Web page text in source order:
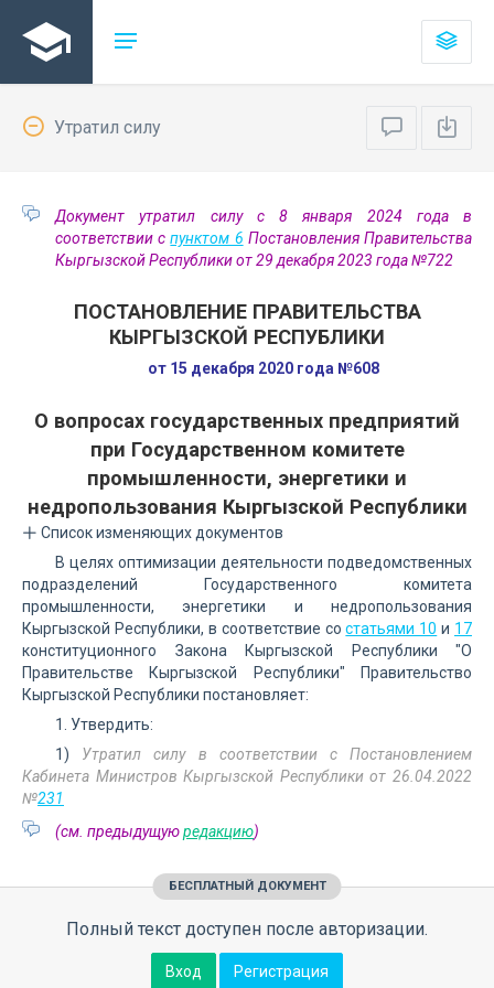
Утратил силу
Документ утратил силу с 8 января 2024 года в
соответствии спунктом 6 Постановления Правительства
Кыргызской Республики от 29 декабря 2023 года №722
ПОСТАНОВЛЕНИЕ ПРАВИТЕЛЬСТВА
КЫРГЫЗСКОЙ РЕСПУБЛИКИ
от 15 декабря 2020 года №608
О вопросах государственных предприятий
при Государственном комитете
промышленности, энергетики и
недропользования Кыргызской Республики
Список изменяющих документов
В целях оптимизации деятельности подведомственных
подразделений Государственного комитета
промышленности, энергетики и недропользования
Кыргызской Республики, в соответствие состатьями 10 и 17
конституционного Закона Кыргызской Республики "О
Правительстве Кыргызской Республики" Правительство
Кыргызской Республики постановляет:
1. Утвердить:
1) Утратил силу в соответствии с Постановлением
Кабинета Министров Кыргызской Республики от 26.04.2022
№231
(см. предыдущуюредакцию)
БЕСПЛАТНЫЙ ДОКУМЕНТ
Полный текст доступен после авторизации.
Вход Регистрация